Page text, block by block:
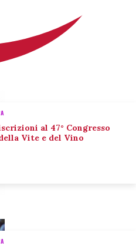
al 47° Congresso
Vite e del Vino